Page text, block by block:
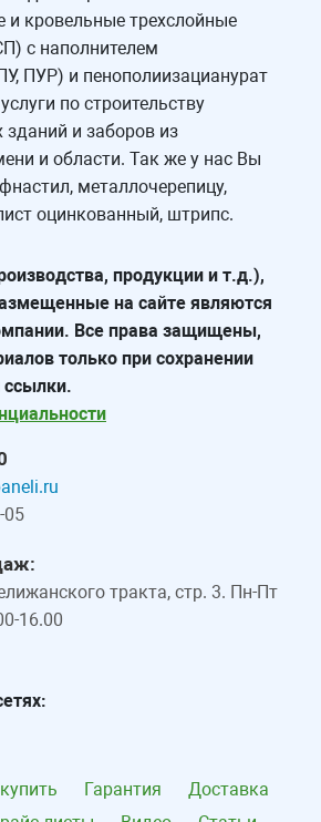
и кровельные трехслойные
с наполнителем
ПУР) и пенополиизацианурат
по строительству
и заборов из
и области. Так же у нас Вы
металлочерепицу,
оцинкованный, штрипс.
продукции и т.д.),
на сайте являются
Все права защищены,
только при сохранении
ссылки.
05
тракта, стр. 3. Пн-Пт
16.00
Гарантия
Доставка